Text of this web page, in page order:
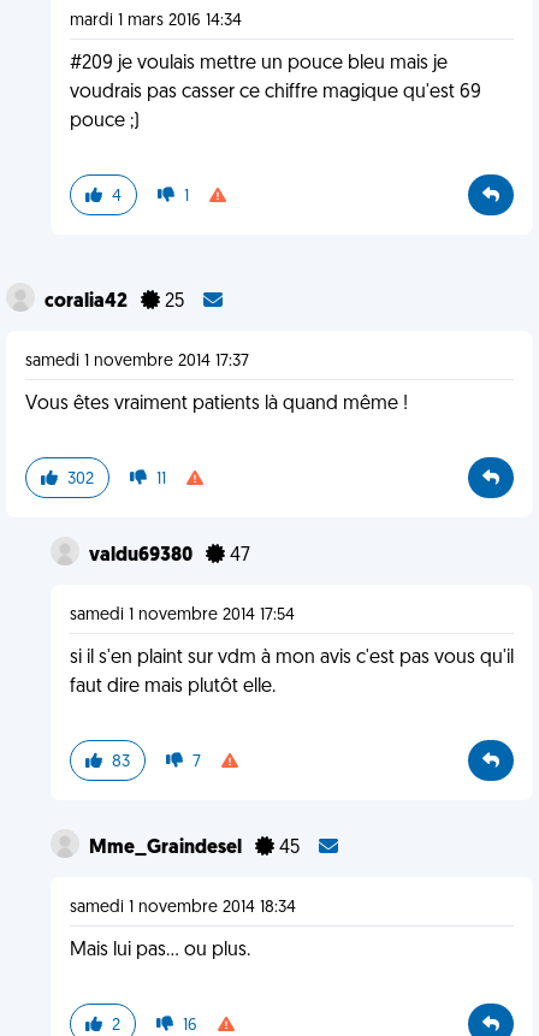
mardi 1 mars 2016 14:34
#209 je voulais mettre un pouce bleu mais je
voudrais pas casser ce chiffre magique qu'est 69
pouce ;)
4 1
coralia42 25
samedi 1 novembre 2014 17:37
Vous êtes vraiment patients là quand même !
302 11
valdu69380 47
samedi 1 novembre 2014 17:54
si il s'en plaint sur vdm à mon avis c'est pas vous qu'il
faut dire mais plutôt elle.
83 7
Mme_Graindesel 45
samedi 1 novembre 2014 18:34
Mais lui pas… ou plus.
2 16